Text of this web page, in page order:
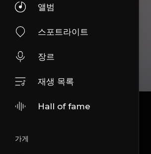
앨범
스포트라이트
장르
재생 목록
Hall of fame
가게